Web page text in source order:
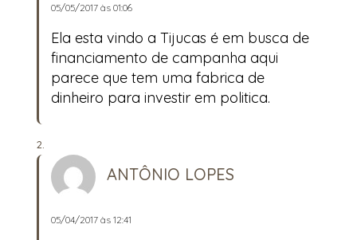
05/05/2017 às 01:06
Ela esta vindo a Tijucas é em busca de
financiamento de campanha aqui
parece que tem uma fabrica de
dinheiro para investir em politica.
ANTÔNIO LOPES
05/04/2017 às 12:41